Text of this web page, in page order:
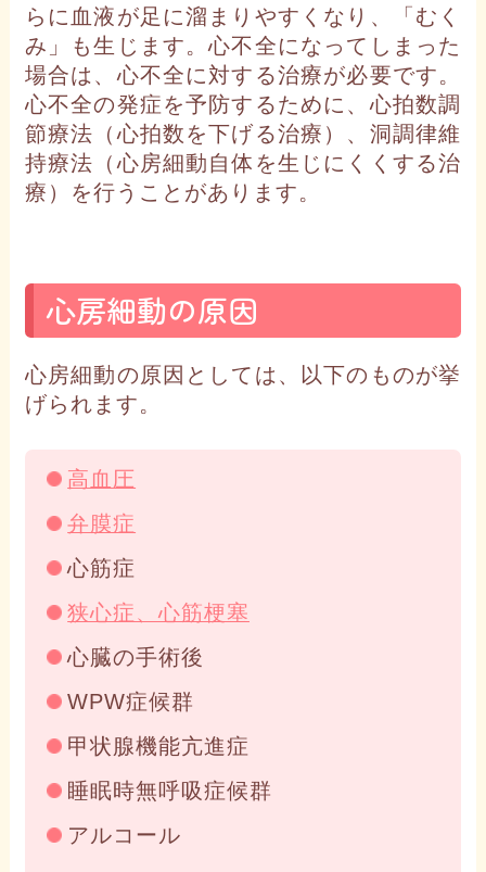
らに血液が足に溜まりやすくなり、「むく
み」も生じます。心不全になってしまった
場合は、心不全に対する治療が必要です。
心不全の発症を予防するために、心拍数調
節療法（心拍数を下げる治療）、洞調律維
持療法（心房細動自体を生じにくくする治
療）を行うことがあります。
心房細動の原因
心房細動の原因としては、以下のものが挙
げられます。
高血圧
弁膜症
心筋症
狭心症、心筋梗塞
心臓の手術後
WPW症候群
甲状腺機能亢進症
睡眠時無呼吸症候群
アルコール